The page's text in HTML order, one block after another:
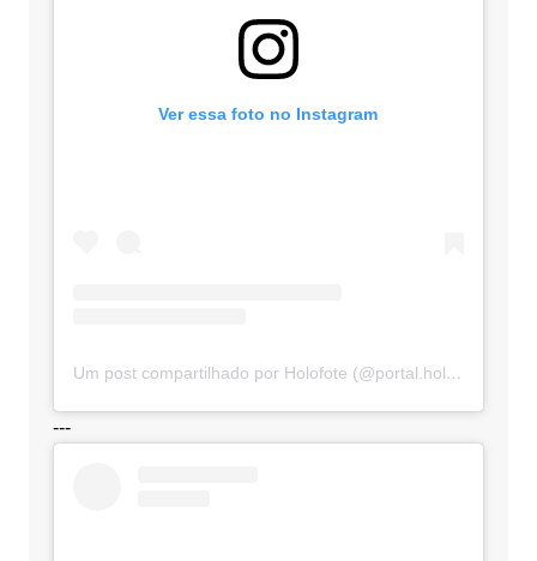
Ver essa foto no Instagram
Um post compartilhado por Holofote (@portal.holofote)
---